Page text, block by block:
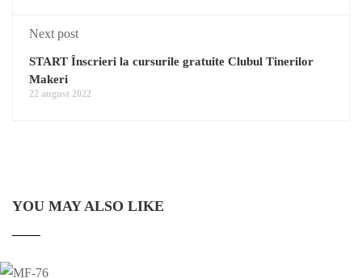
Next post
START Înscrieri la cursurile gratuite Clubul Tinerilor
Makeri
22 august 2022
YOU MAY ALSO LIKE